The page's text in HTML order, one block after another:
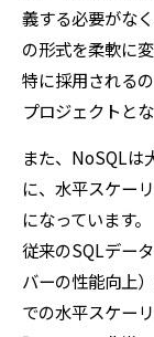
義する必要がな
の形式を柔軟に
特に採用される
プロジェクトとな
また、NoSQLは
に、水平スケー
になっています。
従来のSQLデー
バーの性能向上
での水平スケー